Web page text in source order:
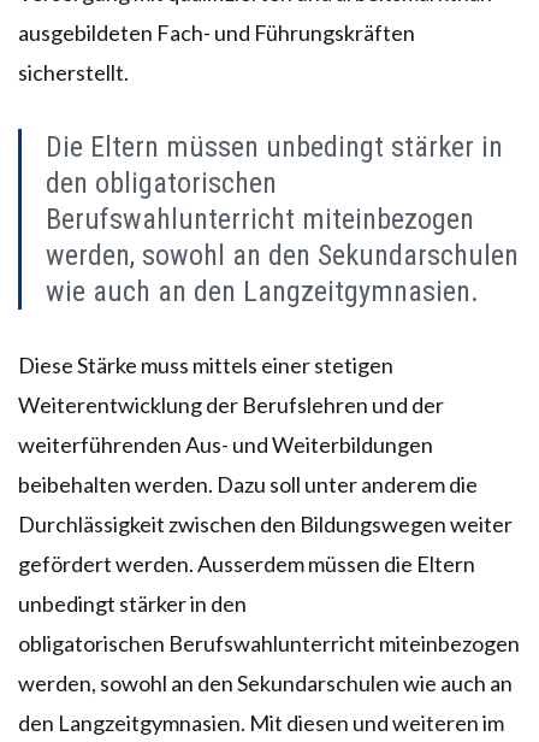
ausgebildeten Fach- und Führungskräften
sicherstellt.
Die Eltern müssen unbedingt stärker in
den obligatorischen
Berufswahlunterricht miteinbezogen
werden, sowohl an den Sekundarschulen
wie auch an den Langzeitgymnasien.
Diese Stärke muss mittels einer stetigen
Weiterentwicklung der Berufslehren und der
weiterführenden Aus- und Weiterbildungen
beibehalten werden. Dazu soll unter anderem die
Durchlässigkeit zwischen den Bildungswegen weiter
gefördert werden. Ausserdem müssen die Eltern
unbedingt stärker in den
obligatorischen Berufswahlunterricht miteinbezogen
werden, sowohl an den Sekundarschulen wie auch an
den Langzeitgymnasien. Mit diesen und weiteren im